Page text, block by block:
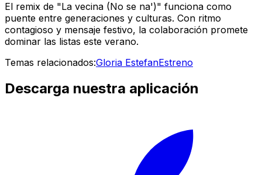
El remix de "La vecina (No se na')" funciona como
puente entre generaciones y culturas. Con ritmo
contagioso y mensaje festivo, la colaboración promete
dominar las listas este verano.
Temas relacionados:Gloria EstefanEstreno
Descarga nuestra aplicación